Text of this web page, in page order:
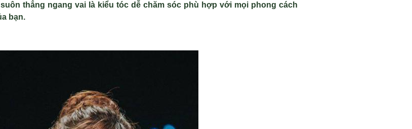
thẳng ngang vai là kiểu tóc dễ chăm sóc phù hợp với mọi phong cách
bạn.